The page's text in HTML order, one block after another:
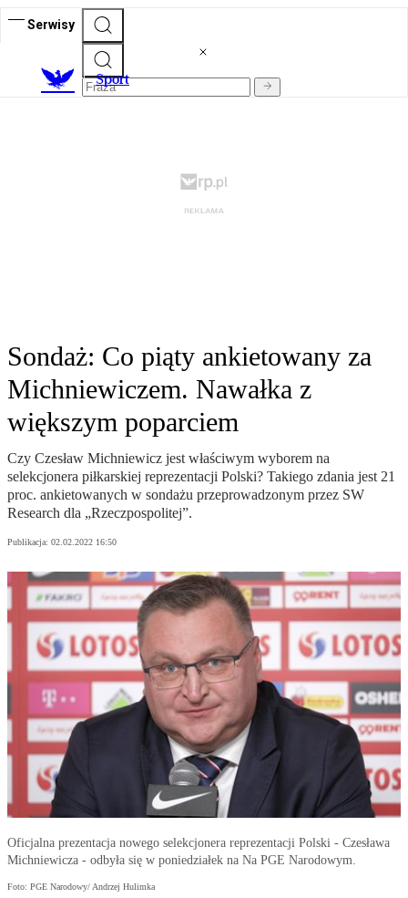
Serwisy
Sport
Sondaż: Co piąty ankietowany za
Michniewiczem. Nawałka z
większym poparciem
Czy Czesław Michniewicz jest właściwym wyborem na
selekcjonera piłkarskiej reprezentacji Polski? Takiego zdania jest 21
proc. ankietowanych w sondażu przeprowadzonym przez SW
Research dla „Rzeczpospolitej”.
Publikacja: 02.02.2022 16:50
Oficjalna prezentacja nowego selekcjonera reprezentacji Polski - Czesława
Michniewicza - odbyła się w poniedziałek na Na PGE Narodowym.
Foto: PGE Narodowy/ Andrzej Hulimka